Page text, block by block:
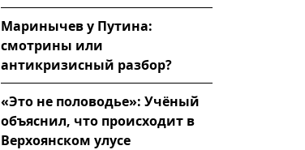
Маринычев у Путина:
смотрины или
антикризисный разбор?
«Это не половодье»: Учёный
объяснил, что происходит в
Верхоянском улусе